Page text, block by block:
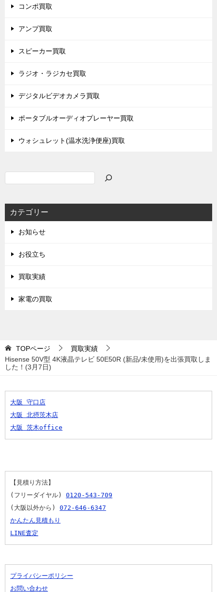
コンポ買取
アンプ買取
スピーカー買取
ラジオ・ラジカセ買取
デジタルビデオカメラ買取
ポータブルオーディオプレーヤー買取
ウォシュレット(温水洗浄便座)買取
カテゴリー
お知らせ
お役立ち
買取実績
家電の買取
TOPページ
買取実績
Hisense 50V型 4K液晶テレビ 50E50R (新品/未使用)を出張買取しま
した！(3月7日)
大阪 守口店
大阪 北摂茨木店
大阪 茨木office
【見積り方法】
(フリーダイヤル) 0120-543-709
(大阪以外から) 072-646-6347
かんたん見積もり
LINE査定
プライバシーポリシー
お問い合わせ